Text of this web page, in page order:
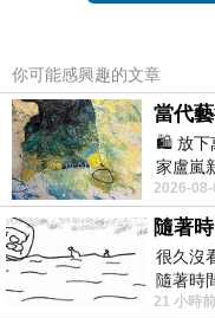
言說的，所以
像沒有，虛空
生忽略它的存
日常生活中就
略它，還以為
生迷癡的看法
你可能感興趣的文章
🛍️ 放下
家盧嵐
材新作
2026-08-
隨著
很久沒
隨著時
接近的
21 小時前